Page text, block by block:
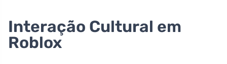
Interação Cultural em
Roblox